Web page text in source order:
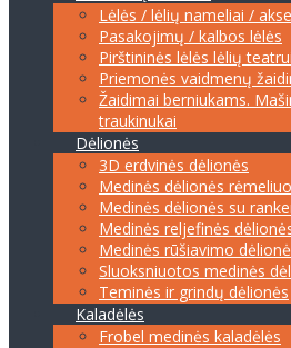
Lėlės / lėlių nameliai /
Pasakojimų / kalbos lėlės
Pirštininės lėlės lėlių teatrui
Priemonės vaidmenų
Žaidimai berniukams.
traukinukai
Dėlionės
3D erdvinės dėlionės
Medinės dėlionės
Medinės dėlionės su
Medinės reljefinės
Medinės rūšiavimo
Sluoksniuotos medinės
Teminės ir grindų dėlionės
Kaladėlės
Frobel medinės kaladėlės